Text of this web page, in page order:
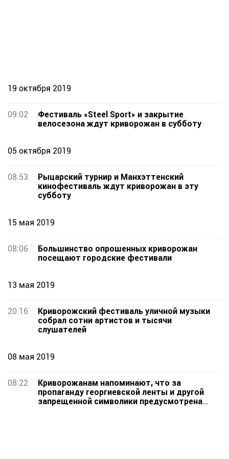
19 октября 2019
09:02
Фестиваль «Steel Sport» и закрытие
велосезона ждут криворожан в субботу
05 октября 2019
08:53
Рыцарский турнир и Манхэттенский
кинофестиваль ждут криворожан в эту
субботу
15 мая 2019
08:06
Большинство опрошенных криворожан
посещают городские фестивали
13 мая 2019
20:16
Криворожский фестиваль уличной музыки
собрал сотни артистов и тысячи
слушателей
08 мая 2019
08:22
Криворожанам напоминают, что за
пропаганду георгиевской ленты и другой
запрещенной символики предусмотрена